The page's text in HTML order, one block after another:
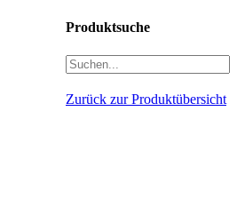
Produktsuche
Zurück zur Produktübersicht